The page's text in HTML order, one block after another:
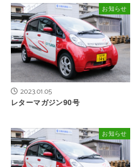
お知らせ
2023.01.05
レターマガジン90号
お知らせ